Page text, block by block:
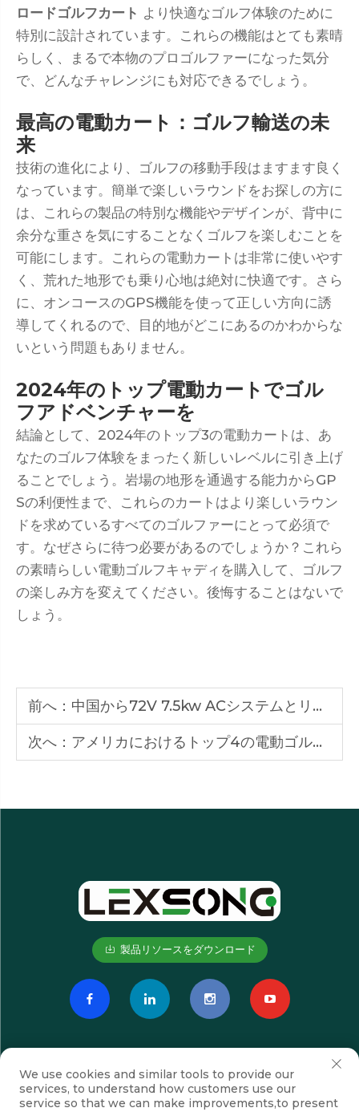
ロードゴルフカート より快適なゴルフ体験のために
特別に設計されています。これらの機能はとても素晴
らしく、まるで本物のプロゴルファーになった気分
で、どんなチャレンジにも対応できるでしょう。
最高の電動カート：ゴルフ輸送の未
来
技術の進化により、ゴルフの移動手段はますます良く
なっています。簡単で楽しいラウンドをお探しの方に
は、これらの製品の特別な機能やデザインが、背中に
余分な重さを気にすることなくゴルフを楽しむことを
可能にします。これらの電動カートは非常に使いやす
く、荒れた地形でも乗り心地は絶対に快適です。さら
に、オンコースのGPS機能を使って正しい方向に誘
導してくれるので、目的地がどこにあるのかわからな
いという問題もありません。
2024年のトップ電動カートでゴル
フアドベンチャーを
結論として、2024年のトップ3の電動カートは、あ
なたのゴルフ体験をまったく新しいレベルに引き上げ
ることでしょう。岩場の地形を通過する能力からGP
Sの利便性まで、これらのカートはより楽しいラウン
ドを求めているすべてのゴルファーにとって必須で
す。なぜさらに待つ必要があるのでしょうか？これら
の素晴らしい電動ゴルフキャディを購入して、ゴルフ
の楽しみ方を変えてください。後悔することはないで
しょう。
前へ： 中国から72V 7.5kw ACシステムとリチウム電池を搭載した最初の電動ゴルフカートサプライヤー
次へ： アメリカにおけるトップ4の電動ゴルフカートサプライヤー
製品リソースをダウンロード
We use cookies and similar tools to provide our
services, to understand how customers use our
service so that we can make improvements,to present